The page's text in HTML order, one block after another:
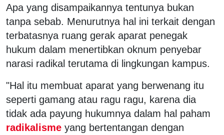
Apa yang disampaikannya tentunya bukan
tanpa sebab. Menurutnya hal ini terkait dengan
terbatasnya ruang gerak aparat penegak
hukum dalam menertibkan oknum penyebar
narasi radikal terutama di lingkungan kampus.
"Hal itu membuat aparat yang berwenang itu
seperti gamang atau ragu ragu, karena dia
tidak ada payung hukumnya dalam hal paham
radikalisme yang bertentangan dengan